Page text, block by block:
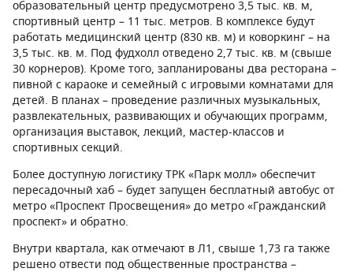
образовательный центр предусмотрено 3,5 тыс. кв. м,
спортивный центр – 11 тыс. метров. В комплексе будут
работать медицинский центр (830 кв. м) и коворкинг – на
3,5 тыс. кв. м. Под фудхолл отведено 2,7 тыс. кв. м (свыше
30 корнеров). Кроме того, запланированы два ресторана –
пивной с караоке и семейный с игровыми комнатами для
детей. В планах – проведение различных музыкальных,
развлекательных, развивающих и обучающих программ,
организация выставок, лекций, мастер-классов и
спортивных секций.
Более доступную логистику ТРК «Парк молл» обеспечит
пересадочный хаб – будет запущен бесплатный автобус от
метро «Проспект Просвещения» до метро «Гражданский
проспект» и обратно.
Внутри квартала, как отмечают в Л1, свыше 1,73 га также
решено отвести под общественные пространства –